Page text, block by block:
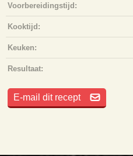
Voorbereidingstijd:
Kooktijd:
Keuken:
Resultaat:
E-mail dit recept